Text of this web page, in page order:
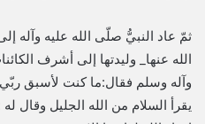
ثمّ عاد النبيُّ صلّى الله عليه وآله
الله عنها_ وليدتها إلى أشرف
وآله وسلم فقال:ما كنت لأسبق ربّي
يقرأ السلام من الله الجليل وقال